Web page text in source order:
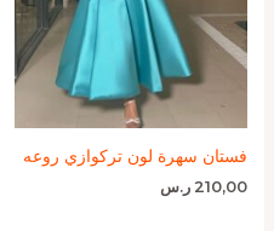
فستان سهرة لون تركوازي روعه
210,00 ر.س